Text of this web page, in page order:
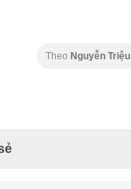
Theo Nguyễn Triệu